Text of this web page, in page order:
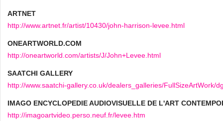
ARTNET
http://www.artnet.fr/artist/10430/john-harrison-levee.html
ONEARTWORLD.COM
http://oneartworld.com/artists/J/John+Levee.html
SAATCHI GALLERY
http://www.saatchi-gallery.co.uk/dealers_galleries/FullSizeArtWork/
IMAGO ENCYCLOPEDIE AUDIOVISUELLE DE L'ART
http://imagoartvideo.perso.neuf.fr/levee.htm